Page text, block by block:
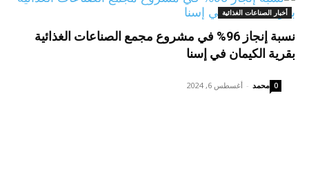
أخبار الصناعات الغذائية
نسبة إنجاز 96% في مشروع مجمع الصناعات الغذائية
بقرية الكيمان في إسنا
محمد - أغسطس 6, 2024 0